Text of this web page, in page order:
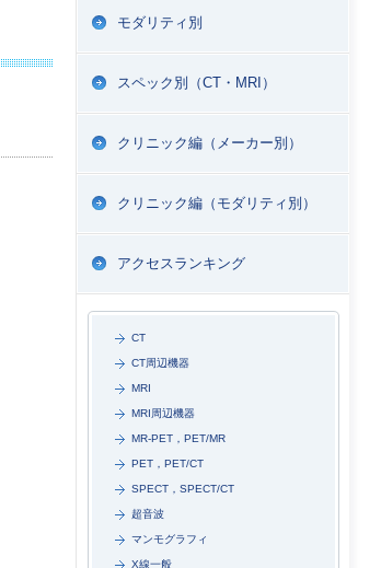
モダリティ別
スペック別（CT・MRI）
クリニック編（メーカー別）
クリニック編（モダリティ別）
アクセスランキング
CT
CT周辺機器
MRI
MRI周辺機器
MR-PET，PET/MR
PET，PET/CT
SPECT，SPECT/CT
超音波
マンモグラフィ
X線一般